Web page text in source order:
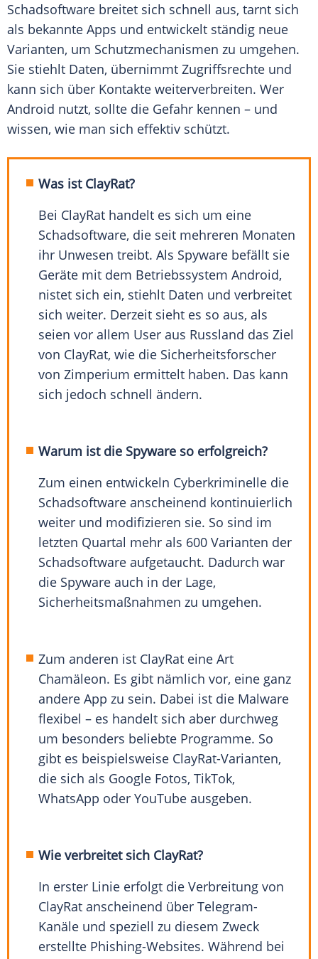
Schadsoftware breitet sich schnell aus, tarnt sich
als bekannte Apps und entwickelt ständig neue
Varianten, um Schutzmechanismen zu umgehen.
Sie stiehlt Daten, übernimmt Zugriffsrechte und
kann sich über Kontakte weiterverbreiten. Wer
Android nutzt, sollte die Gefahr kennen – und
wissen, wie man sich effektiv schützt.
Was ist ClayRat?
Bei ClayRat handelt es sich um eine
Schadsoftware, die seit mehreren Monaten
ihr Unwesen treibt. Als Spyware befällt sie
Geräte mit dem Betriebssystem Android,
nistet sich ein, stiehlt Daten und verbreitet
sich weiter. Derzeit sieht es so aus, als
seien vor allem User aus Russland das Ziel
von ClayRat, wie die Sicherheitsforscher
von Zimperium ermittelt haben. Das kann
sich jedoch schnell ändern.
Warum ist die Spyware so erfolgreich?
Zum einen entwickeln Cyberkriminelle die
Schadsoftware anscheinend kontinuierlich
weiter und modifizieren sie. So sind im
letzten Quartal mehr als 600 Varianten der
Schadsoftware aufgetaucht. Dadurch war
die Spyware auch in der Lage,
Sicherheitsmaßnahmen zu umgehen.
Zum anderen ist ClayRat eine Art
Chamäleon. Es gibt nämlich vor, eine ganz
andere App zu sein. Dabei ist die Malware
flexibel – es handelt sich aber durchweg
um besonders beliebte Programme. So
gibt es beispielsweise ClayRat-Varianten,
die sich als Google Fotos, TikTok,
WhatsApp oder YouTube ausgeben.
Wie verbreitet sich ClayRat?
In erster Linie erfolgt die Verbreitung von
ClayRat anscheinend über Telegram-
Kanäle und speziell zu diesem Zweck
erstellte Phishing-Websites. Während bei